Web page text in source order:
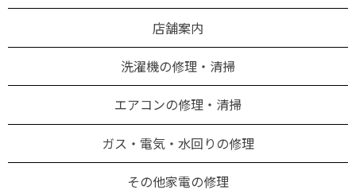
店舗案内
洗濯機の修理・清掃
エアコンの修理・清掃
ガス・電気・水回りの修理
その他家電の修理